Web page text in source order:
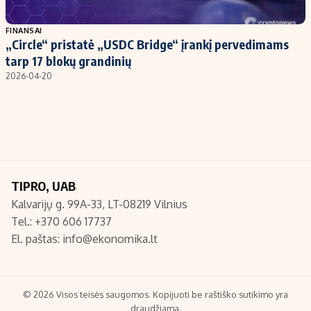
Populiarios temos
Investavimas
Akcijų rinka
Titulinis
Nedarbo išmokos skaičiuoklė
Redakcija
Turinio žymėjimo taisyklės
FINANSAI
„Circle“ pristatė „USDC Bridge“ įrankį pervedimams
tarp 17 blokų grandinių
2026-04-20
TIPRO, UAB
Kalvarijų g. 99A-33, LT-08219 Vilnius
Tel.: +370 606 17737
El. paštas: info@ekonomika.lt
© 2026 Visos teisės saugomos. Kopijuoti be raštiško sutikimo yra
draudžiama.